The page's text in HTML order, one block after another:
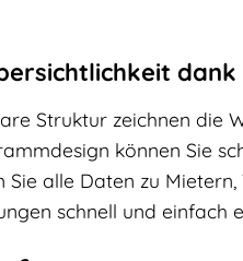
Struktur zeichnen die
können Sie
alle Daten zu
schnell und einfach